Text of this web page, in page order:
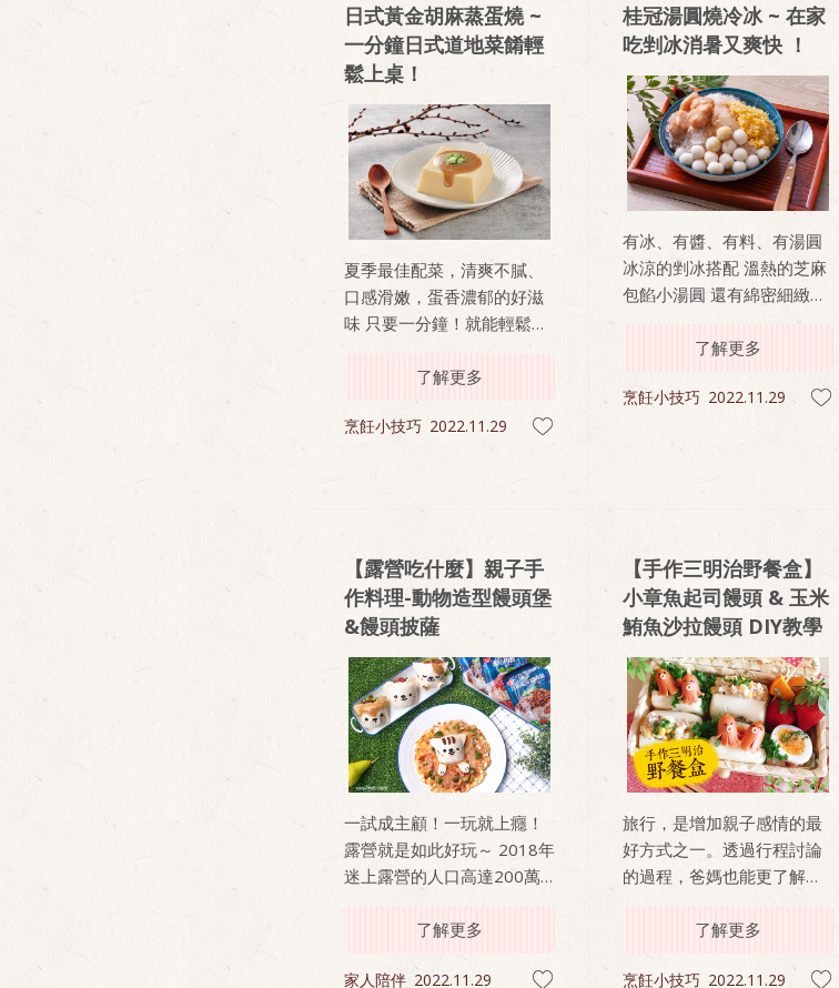
日式黃金胡麻蒸蛋燒 ~
一分鐘日式道地菜餚輕
鬆上桌！
夏季最佳配菜，清爽不膩、
口感滑嫩，蛋香濃郁的好滋
味 只要一分鐘！就能輕鬆享
用！ 天熱時，打開直接淋上
胡麻醬，一分鐘清爽享用 天
冷時，倒出水炊蛋微波加
熱，再淋上胡麻醬汁，三分
了解更多
烹飪小技巧 2022.11.29
桂冠湯圓燒冷冰 ~ 在家
吃剉冰消暑又爽快 ！
有冰、有醬、有料、有湯圓
冰涼的剉冰搭配 溫熱的芝麻
包餡小湯圓 還有綿密細緻的
芋頭、綠豆蒜配料 再加上濃
郁的黑糖醬汁 冰涼、溫熱、
Q軟、甜蜜多重口感一次滿
足！ 在家10分鐘即可輕鬆料
了解更多
烹飪小技巧 2022.11.29
【露營吃什麼】親子手
作料理-動物造型饅頭堡
&饅頭披薩
一試成主顧！一玩就上癮！
露營就是如此好玩～ 2018年
迷上露營的人口高達200萬
人，不只是朋友間假日休閒
的好選擇，更是家庭拉近親
子感情的最佳選擇之一。全
台各地有不同風格的露營營
了解更多
家人陪伴 2022.11.29
【手作三明治野餐盒】
小章魚起司饅頭 & 玉米
鮪魚沙拉饅頭 DIY教學
旅行，是增加親子感情的最
好方式之一。透過行程討論
的過程，爸媽也能更了解孩
子的喜好，彼此間的交流更
加頻繁，更能創造共同記
憶，結束後也能成為親子間
的話題之一。 周末是一日郊
了解更多
烹飪小技巧 2022.11.29